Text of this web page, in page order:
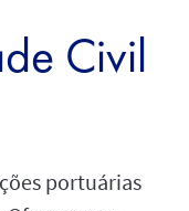
Civil
portuárias